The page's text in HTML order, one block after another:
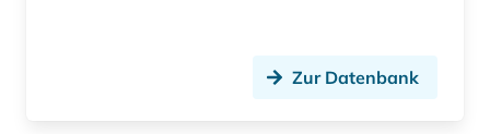
bauordnung (1)
Zur Datenbank